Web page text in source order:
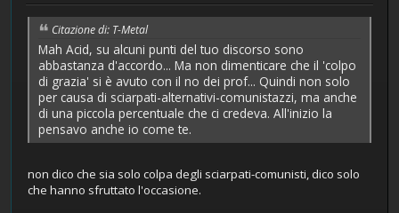
Citazione di: T-Metal
Mah Acid, su alcuni punti del tuo discorso sono
abbastanza d'accordo... Ma non dimenticare che il 'colpo
di grazia' si è avuto con il no dei prof... Quindi non solo
per causa di sciarpati-alternativi-comunistazzi, ma anche
di una piccola percentuale che ci credeva. All'inizio la
pensavo anche io come te.
non dico che sia solo colpa degli sciarpati-comunisti, dico solo
che hanno sfruttato l'occasione.